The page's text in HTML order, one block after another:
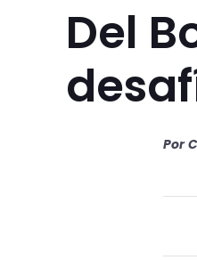
Del
Por